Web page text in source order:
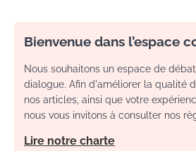
Bienvenue dans l’espace
Nous souhaitons un espace de
dialogue. Afin d'améliorer la qualité
nos articles, ainsi que votre
nous vous invitons à consulter nos
Lire notre charte